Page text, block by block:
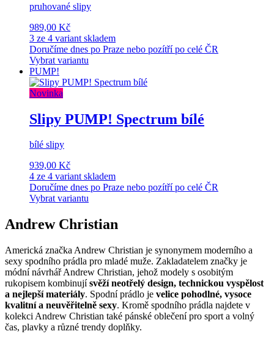
pruhované slipy
989,00 Kč
3 ze 4 variant skladem
Doručíme dnes po Praze nebo pozítří po celé ČR
Vybrat variantu
PUMP!
Novinka
Slipy PUMP! Spectrum bílé
bílé slipy
939,00 Kč
4 ze 4 variant skladem
Doručíme dnes po Praze nebo pozítří po celé ČR
Vybrat variantu
Andrew Christian
Americká značka Andrew Christian je synonymem moderního a
sexy spodního prádla pro mladé muže. Zakladatelem značky je
módní návrhář Andrew Christian, jehož modely s osobitým
rukopisem kombinujísvěží neotřelý design, technickou vyspělost
a nejlepší materiály. Spodní prádlo je velice pohodlné, vysoce
kvalitní a neuvěřitelně sexy. Kromě spodního prádla najdete v
kolekci Andrew Christian také pánské oblečení pro sport a volný
čas, plavky a různé trendy doplňky.